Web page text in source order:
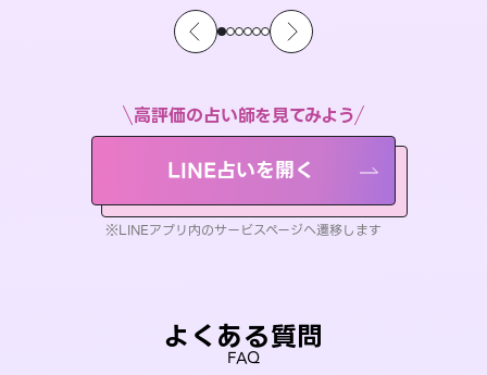
高評価の占い師を見てみよう
LINE占いを開く
※LINEアプリ内のサービスページへ遷移します
よくある質問
FAQ